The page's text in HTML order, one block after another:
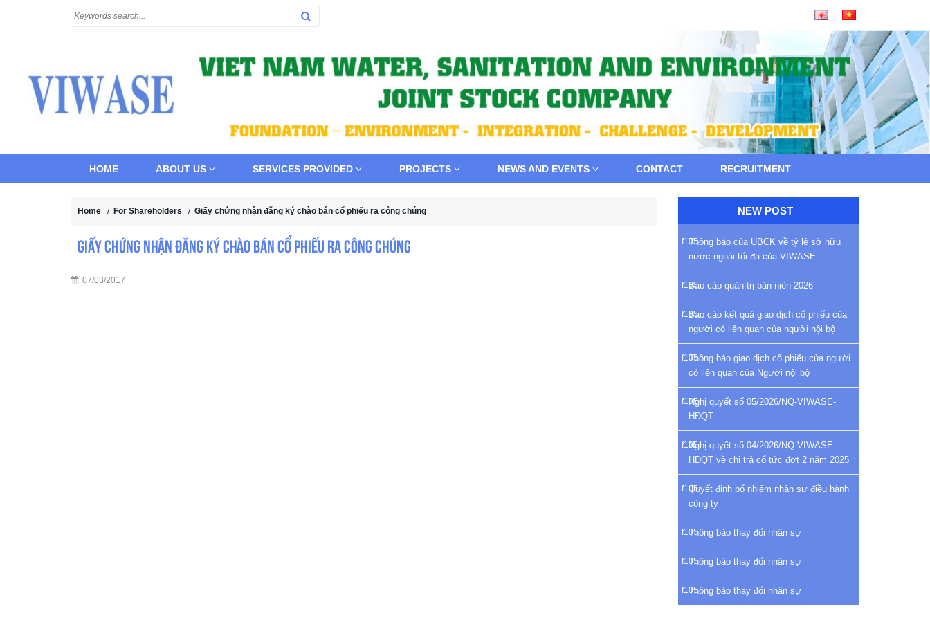
HOME ABOUT US SERVICES PROVIDED PROJECTS NEWS AND EVENTS CONTACT RECRUITMENT
Home / For Shareholders / Giấy chứng nhận đăng ký chào bán cổ phiếu ra công chúng
Giấy chứng nhận đăng ký chào bán cổ phiếu ra công chúng
07/03/2017
NEW POST
Thông báo của UBCK về tỷ lệ sở hữu
nước ngoài tối đa của VIWASE
Báo cáo quản trị bán niên 2026
Báo cáo kết quả giao dịch cổ phiếu của
người có liên quan của người nội bộ
Thông báo giao dịch cổ phiếu của người
có liên quan của Người nội bộ
Nghị quyết số 05/2026/NQ-VIWASE-
HĐQT
Nghị quyết số 04/2026/NQ-VIWASE-
HĐQT về chi trả cổ tức đợt 2 năm 2025
Quyết định bổ nhiệm nhân sự điều hành
công ty
Thông báo thay đổi nhân sự
Thông báo thay đổi nhân sự
Thông báo thay đổi nhân sự